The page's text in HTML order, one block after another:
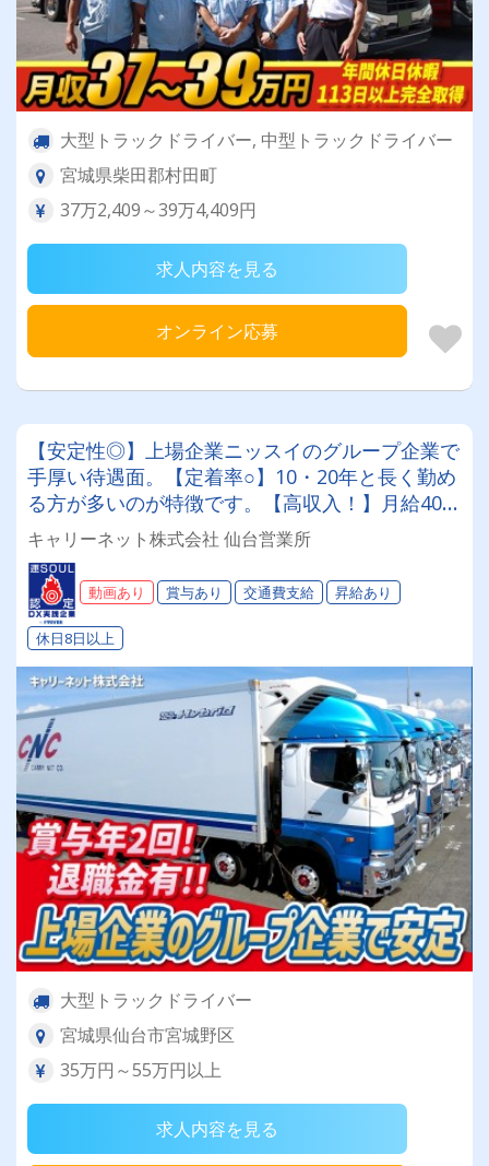
大型トラックドライバー, 中型トラックドライバー
宮城県柴田郡村田町
37万2,409～39万4,409円
求人内容を見る
オンライン応募
【安定性◎】上場企業ニッスイのグループ企業で
手厚い待遇面。【定着率○】10・20年と長く勤め
る方が多いのが特徴です。【高収入！】月給40万
円以上可能♪賞与年2回！大型（地場配送）での冷
凍食品輸送です！
キャリーネット株式会社 仙台営業所
動画あり 賞与あり 交通費支給 昇給あり
休日8日以上
大型トラックドライバー
宮城県仙台市宮城野区
35万円～55万円以上
求人内容を見る